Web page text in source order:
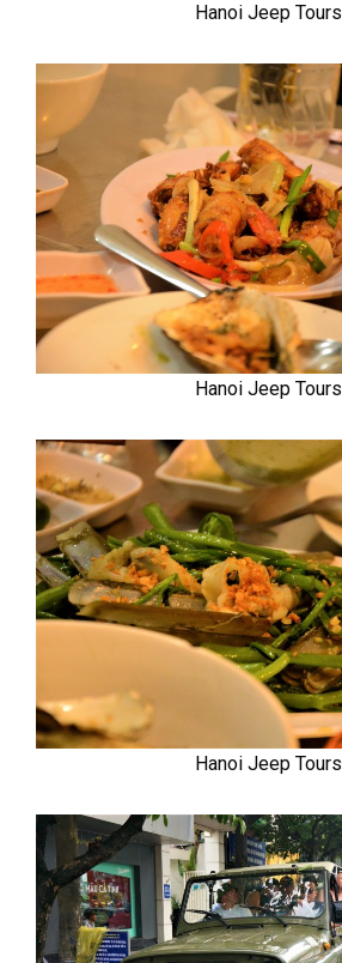
Hanoi Jeep Tours
Hanoi Jeep Tours
Hanoi Jeep Tours